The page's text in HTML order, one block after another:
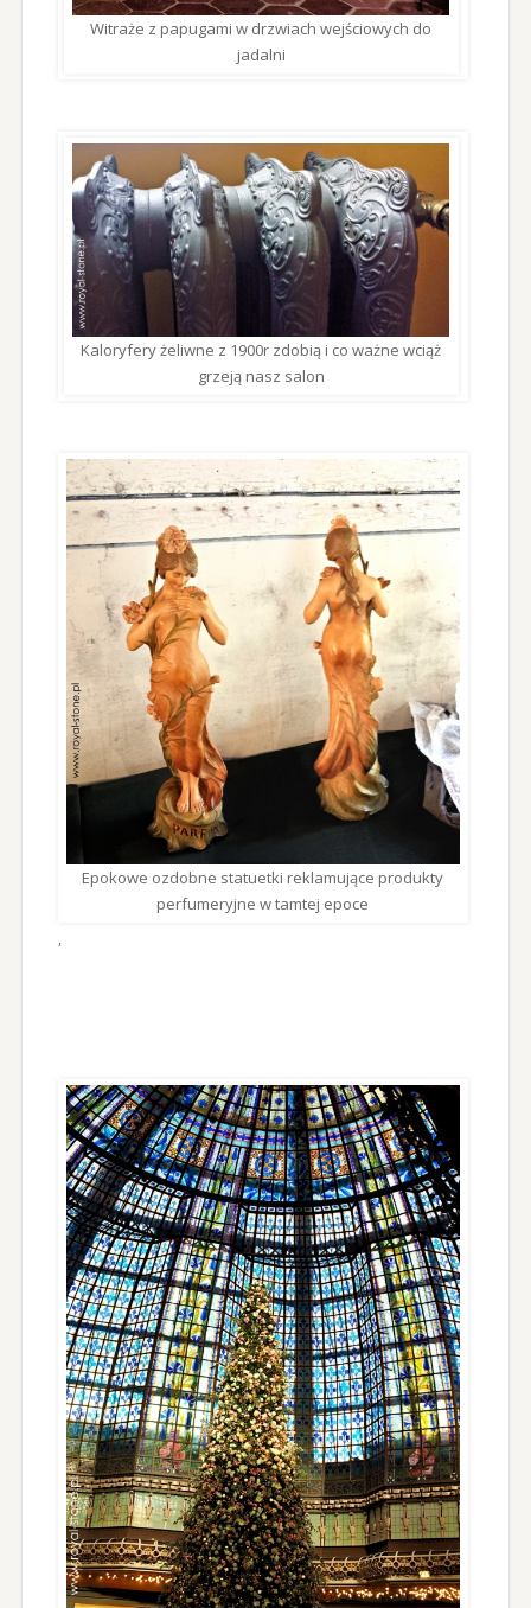
Witraże z papugami w drzwiach wejściowych do
jadalni
Kaloryfery żeliwne z 1900r zdobią i co ważne wciąż
grzeją nasz salon
Epokowe ozdobne statuetki reklamujące produkty
perfumeryjne w tamtej epoce
,